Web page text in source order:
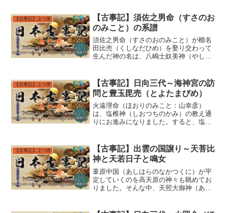
【古事記】上つ巻
【古事記】須佐之男命（すさのお
のみこと）の系譜
須佐之男命（すさのおのみこと）が櫛名
田比売（くしなだひめ）を娶り交わって
生んだ神の名は、八嶋士奴美神（やしま
（かむおおいちひめ）を娶り生んだ御子
は、大年神（おおとしのか...
【古事記】上つ巻
【古事記】日向三代～海神宮の訪
問と豊玉毘売（とよたまびめ）
火遠理命（ほおりのみこと：山幸彦）
は、塩椎神（しおつちのかみ）の教え通
りにお進みになりました。すると、塩椎
いた宮殿にたどり着きました。そして、
これもまた言われたように、...
【古事記】上つ巻
【古事記】出雲の国譲り～天菩比
神と天若日子と鳴女
葦原中国（あしはらのなかつくに）が平
定していくのを高天原の神々も眺めてお
りました。そんな中、天照大御神（あま